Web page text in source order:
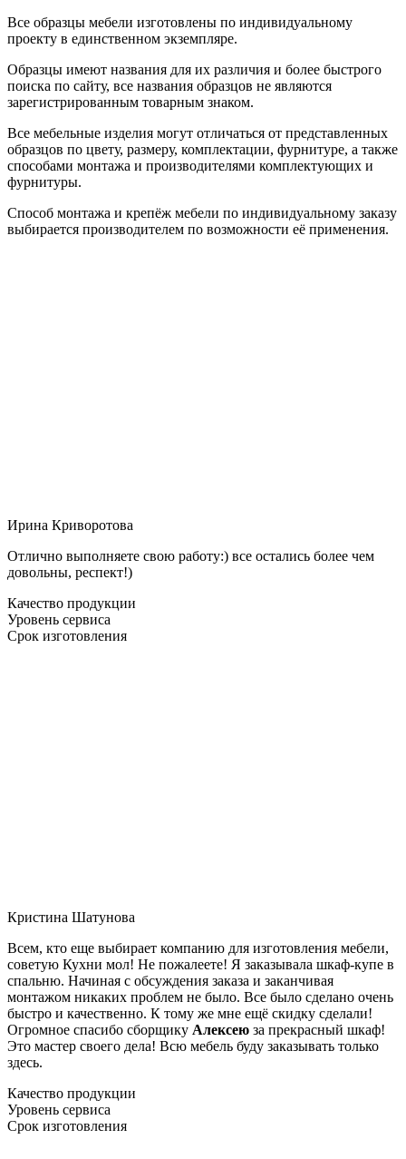
Все образцы мебели изготовлены по индивидуальному
проекту в единственном экземпляре.
Образцы имеют названия для их различия и более быстрого
поиска по сайту, все названия образцов не являются
зарегистрированным товарным знаком.
Все мебельные изделия могут отличаться от представленных
образцов по цвету, размеру, комплектации, фурнитуре, а также
способами монтажа и производителями комплектующих и
фурнитуры.
Способ монтажа и крепёж мебели по индивидуальному заказу
выбирается производителем по возможности её применения.
Ирина Криворотова
Отлично выполняете свою работу:) все остались более чем
довольны, респект!)
Качество продукции
Уровень сервиса
Срок изготовления
Кристина Шатунова
Всем, кто еще выбирает компанию для изготовления мебели,
советую Кухни мол! Не пожалеете! Я заказывала шкаф-купе в
спальню. Начиная с обсуждения заказа и заканчивая
монтажом никаких проблем не было. Все было сделано очень
быстро и качественно. К тому же мне ещё скидку сделали!
Огромное спасибо сборщику Алексею за прекрасный шкаф!
Это мастер своего дела! Всю мебель буду заказывать только
здесь.
Качество продукции
Уровень сервиса
Срок изготовления